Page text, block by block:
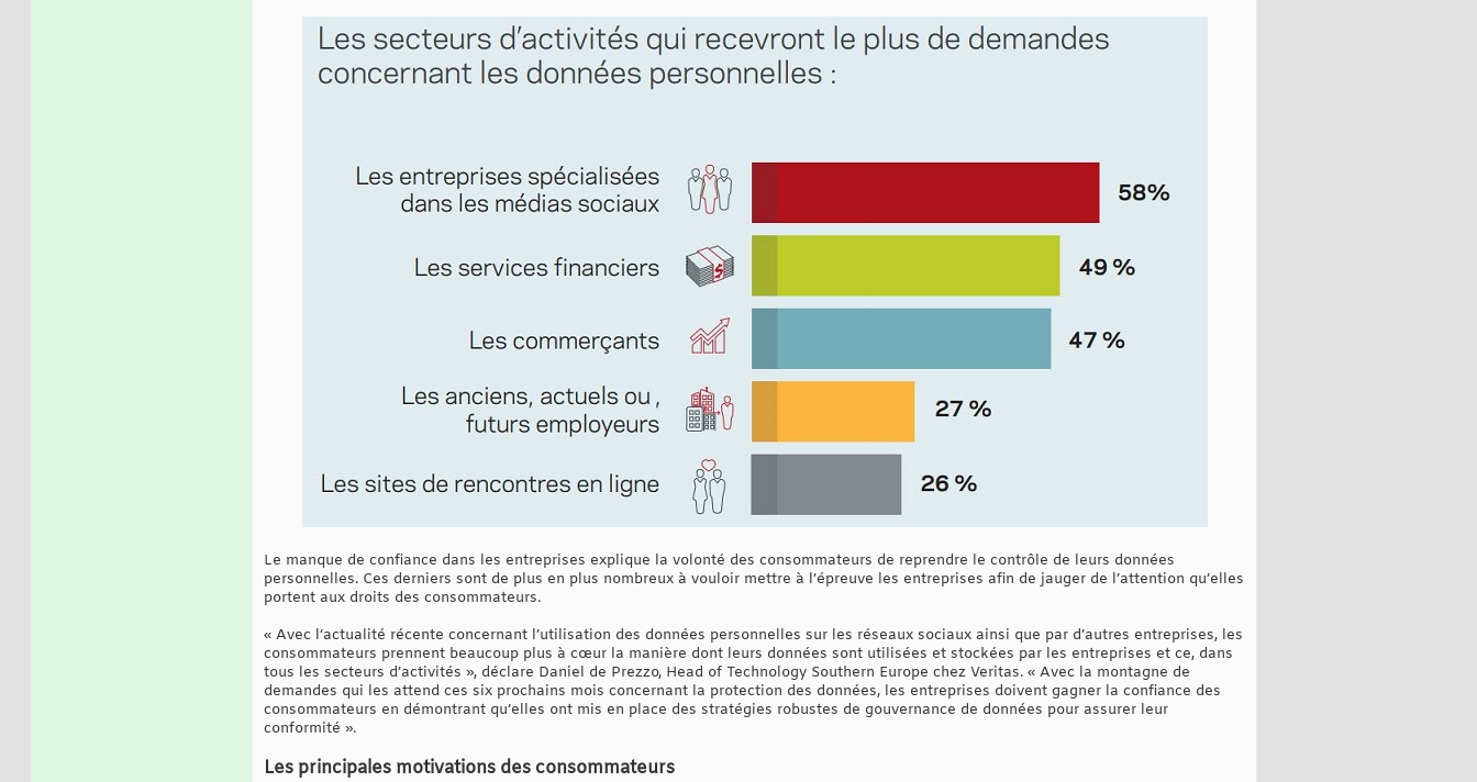
Le manque de confiance dans les entreprises explique la volonté des consommateurs de reprendre le contrôle de leurs données
personnelles. Ces derniers sont de plus en plus nombreux à vouloir mettre à l’épreuve les entreprises afin de jauger de l’attention qu’elles
portent aux droits des consommateurs.
« Avec l’actualité récente concernant l’utilisation des données personnelles sur les réseaux sociaux ainsi que par d’autres entreprises, les
consommateurs prennent beaucoup plus à cœur la manière dont leurs données sont utilisées et stockées par les entreprises et ce, dans
tous les secteurs d’activités », déclare Daniel de Prezzo, Head of Technology Southern Europe chez Veritas. « Avec la montagne de
demandes qui les attend ces six prochains mois concernant la protection des données, les entreprises doivent gagner la confiance des
consommateurs en démontrant qu’elles ont mis en place des stratégies robustes de gouvernance de données pour assurer leur
conformité ».
Les principales motivations des consommateurs